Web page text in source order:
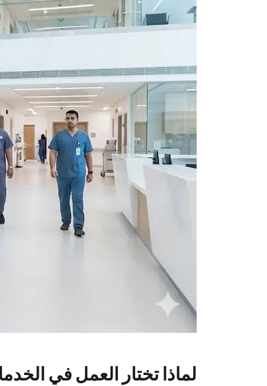
بوزارة
الدفاع؟
الوظيفي
قائمة
التخصصات
في
الخدمات
الطبية
للقوات
المسلحة
(طبية
وإدارية)
القبول
الخدمات
لماذا تختار العمل في